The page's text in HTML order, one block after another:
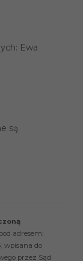
Ewa
są
pod adresem:
wpisana do
przez Sąd